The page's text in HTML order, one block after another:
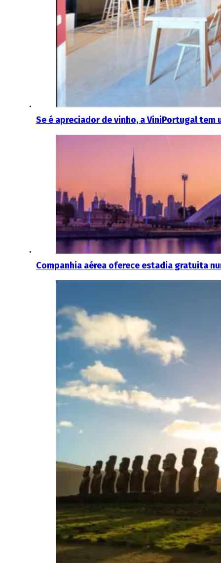
Se é apreciador de vinho, a ViniPortugal tem
Companhia aérea oferece estadia gratuita